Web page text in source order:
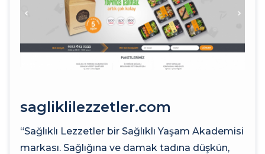
sagliklilezzetler.com
“Sağlıklı Lezzetler bir Sağlıklı Yaşam Akademisi
markası. Sağlığına ve damak tadına düşkün,